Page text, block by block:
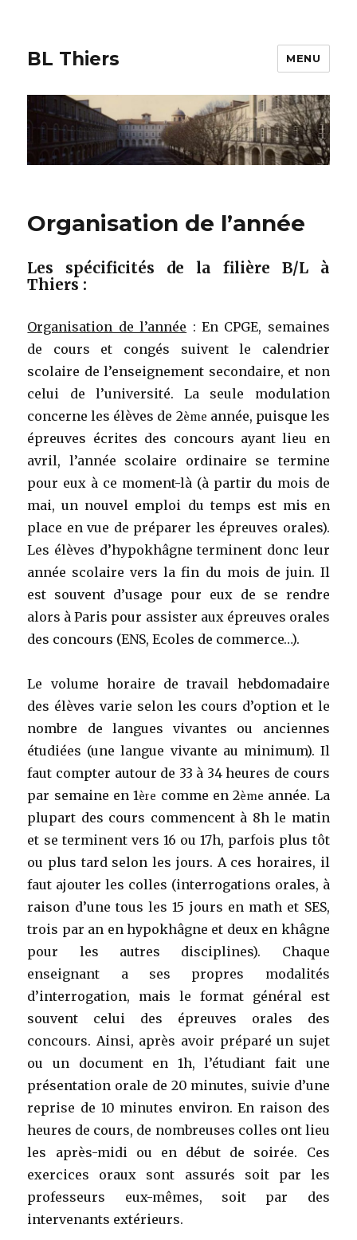
BL Thiers MENU
Organisation de l’année
Les spécificités de la filière B/L à
Thiers :
Organisation de l’année : En CPGE, semaines
de cours et congés suivent le calendrier
scolaire de l’enseignement secondaire, et non
celui de l’université. La seule modulation
concerne les élèves de 2ème année, puisque les
épreuves écrites des concours ayant lieu en
avril, l’année scolaire ordinaire se termine
pour eux à ce moment-là (à partir du mois de
mai, un nouvel emploi du temps est mis en
place en vue de préparer les épreuves orales).
Les élèves d’hypokhâgne terminent donc leur
année scolaire vers la fin du mois de juin. Il
est souvent d’usage pour eux de se rendre
alors à Paris pour assister aux épreuves orales
des concours (ENS, Ecoles de commerce…).
Le volume horaire de travail hebdomadaire
des élèves varie selon les cours d’option et le
nombre de langues vivantes ou anciennes
étudiées (une langue vivante au minimum). Il
faut compter autour de 33 à 34 heures de cours
par semaine en 1ère comme en 2ème année. La
plupart des cours commencent à 8h le matin
et se terminent vers 16 ou 17h, parfois plus tôt
ou plus tard selon les jours. A ces horaires, il
faut ajouter les colles (interrogations orales, à
raison d’une tous les 15 jours en math et SES,
trois par an en hypokhâgne et deux en khâgne
pour les autres disciplines). Chaque
enseignant a ses propres modalités
d’interrogation, mais le format général est
souvent celui des épreuves orales des
concours. Ainsi, après avoir préparé un sujet
ou un document en 1h, l’étudiant fait une
présentation orale de 20 minutes, suivie d’une
reprise de 10 minutes environ. En raison des
heures de cours, de nombreuses colles ont lieu
les après-midi ou en début de soirée. Ces
exercices oraux sont assurés soit par les
professeurs eux-mêmes, soit par des
intervenants extérieurs.